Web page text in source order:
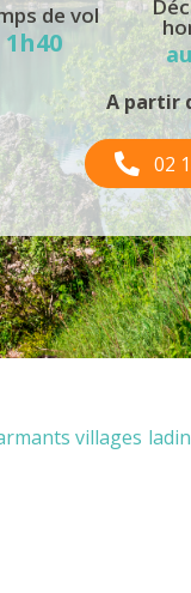
de vol
1h40
A partir
02
villages